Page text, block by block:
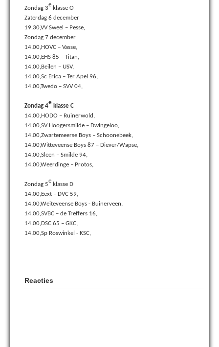
Zondag 3e klasse O
Zaterdag 6 december
19.30,VV Sweel – Pesse,
Zondag 7 december
14.00,HOVC – Vasse,
14.00,EHS 85 – Titan,
14.00,Beilen – USV,
14.00,Sc Erica – Ter Apel 96,
14.00,Twedo – SVV 04,
Zondag 4e klasse C
14.00,HODO – Ruinerwold,
14.00,SV Hoogersmilde – Dwingeloo,
14.00,Zwartemeerse Boys – Schoonebeek,
14.00,Witteveense Boys 87 – Diever/Wapse,
14.00,Sleen – Smilde 94,
14.00,Weerdinge – Protos,
Zondag 5e klasse D
14.00,Eext – DVC 59,
14.00,Weiteveense Boys - Buinerveen,
14.00,SVBC – de Treffers 16,
14.00,DSC 65 – GKC,
14.00,Sp Roswinkel - KSC,
Reacties